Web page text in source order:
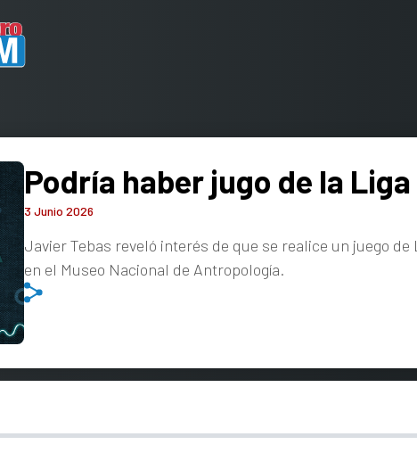
Podría haber jugo de la
3 Junio 2026
Javier Tebas reveló interés de que se realice un juego
en el Museo Nacional de Antropología.